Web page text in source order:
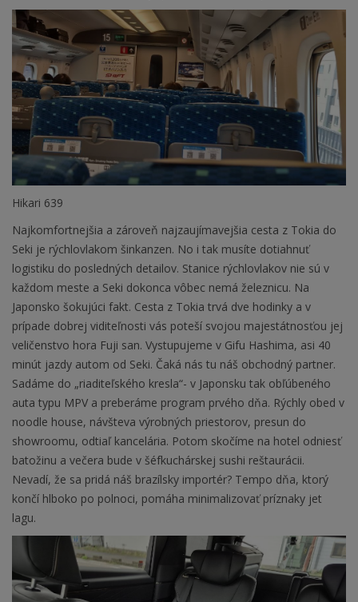
Hikari 639
Najkomfortnejšia a zároveň najzaujímavejšia cesta z Tokia do
Seki je rýchlovlakom šinkanzen. No i tak musíte dotiahnuť
logistiku do posledných detailov. Stanice rýchlovlakov nie sú v
každom meste a Seki dokonca vôbec nemá železnicu. Na
Japonsko šokujúci fakt. Cesta z Tokia trvá dve hodinky a v
prípade dobrej viditeľnosti vás poteší svojou majestátnosťou jej
veličenstvo hora Fuji san. Vystupujeme v Gifu Hashima, asi 40
minút jazdy autom od Seki. Čaká nás tu náš obchodný partner.
Sadáme do „riaditeľského kresla“- v Japonsku tak obľúbeného
auta typu MPV a preberáme program prvého dňa. Rýchly obed v
noodle house, návšteva výrobných priestorov, presun do
showroomu, odtiaľ kancelária. Potom skočíme na hotel odniesť
batožinu a večera bude v šéfkuchárskej sushi reštaurácii.
Nevadí, že sa pridá náš brazílsky importér? Tempo dňa, ktorý
končí hlboko po polnoci, pomáha minimalizovať príznaky jet
lagu.